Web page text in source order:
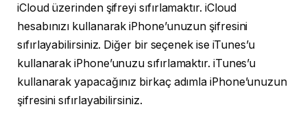
iCloud üzerinden şifreyi sıfırlamaktır. iCloud
hesabınızı kullanarak iPhone’unuzun şifresini
sıfırlayabilirsiniz. Diğer bir seçenek ise iTunes’u
kullanarak iPhone’unuzu sıfırlamaktır. iTunes’u
kullanarak yapacağınız birkaç adımla iPhone’unuzun
şifresini sıfırlayabilirsiniz.